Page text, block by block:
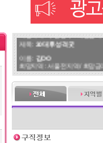
이름 :정OO
희망지역 : 부산 동구 / 희망급
제목 : 30대후 성격굿
이름 : 김OO
희망지역 : 서울 전지역 / 희망
제목 :말 잘하는 77사이즈 모던
이름 :쿠OO
희망지역 : 서울 전지역 / 희망
제목 :트젠 쉬멜입니다.
제목 : 여장시디 필요하신분 찾